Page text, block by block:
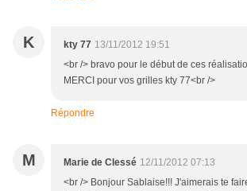
K kty 77 13/11/2012 19:51
<br /> bravo pour le début de ces
MERCI pour vos grilles kty 77<br />
Répondre
M Marie de Clessé 12/11/2012 07:13
<br /> Bonjour Sablaise!!! J'aimerais te